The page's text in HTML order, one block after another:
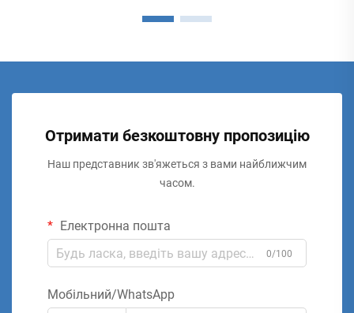
Отримати безкоштовну пропозицію
Наш представник зв'яжеться з вами найближчим
часом.
Електронна пошта
0/100
Мобільний/WhatsApp